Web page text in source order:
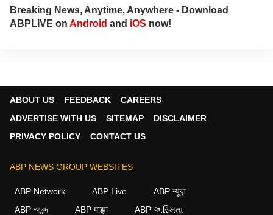
Breaking News, Anytime, Anywhere - Download
ABPLIVE on Android and iOS now!
ABOUT US FEEDBACK
CAREERS
ADVERTISE WITH US
SITEMAP
DISCLAIMER
PRIVACY POLICY
CONTACT US
ABP NEWS GROUP WEBSITES
ABP Network ABP Live
ABP न्यूज़
ABP আনন্দ
ABP माझा
ABP અસ્મિતા